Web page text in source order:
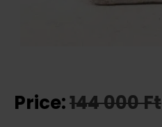
Price:144 000Ft